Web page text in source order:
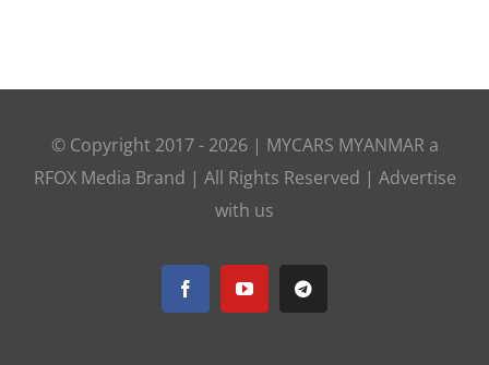
© Copyright 2017 - 2026 | MYCARS MYANMARa
RFOX Media Brand | All Rights Reserved | Advertise
with us
FacebookYouTubeTelegram